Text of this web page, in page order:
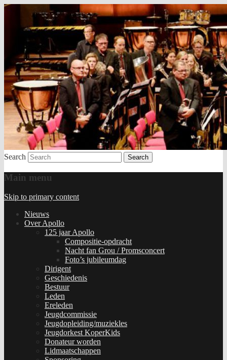
Apollo Grou
Brassband
Search
Main menu
Skip to primary content
Nieuws
Over Apollo
125 jaar Apollo
Compositie-opdracht
Nacht fan Grou / Promsconcert
Foto’s jubileumdag
Dirigent
Geschiedenis
Bestuur
Leden
Ereleden
Jeugdcommissie
Jeugdopleiding/muziekles
Jeugdorkest KoperKids
Donateur worden
Lidmaatschappen